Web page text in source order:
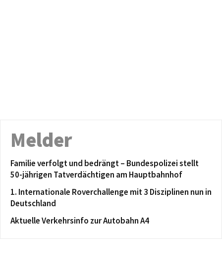
Melder
Familie verfolgt und bedrängt – Bundespolizei stellt
50-jährigen Tatverdächtigen am Hauptbahnhof
1. Internationale Roverchallenge mit 3 Disziplinen nun in
Deutschland
Aktuelle Verkehrsinfo zur Autobahn A4